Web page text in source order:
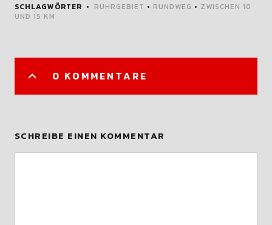
SCHLAGWÖRTER RUHRGEBIET • RUNDWEG • ZWISCHEN 10
UND 15 KM
0 KOMMENTARE
SCHREIBE EINEN KOMMENTAR